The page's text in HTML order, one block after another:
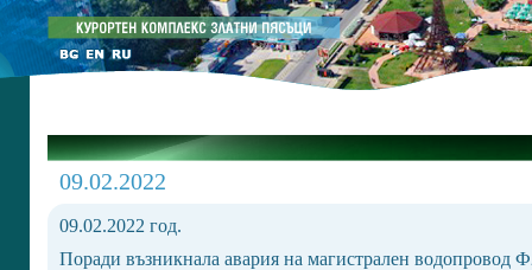
09.02.2022
09.02.2022 год.
Поради възникнала авария на магистрален водопровод